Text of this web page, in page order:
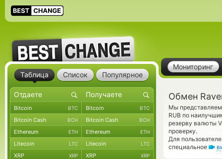
Мониторинг
Обмен
Мы
RUB по
резерву валюты
проверку.
Для
специальное
Таблица Список Популярное
Bitcoin BTC Bitcoin BTC
Bitcoin Cash BCH Bitcoin Cash BCH
Ethereum ETH Ethereum ETH
Litecoin LTC Litecoin LTC
XRP XRP XRP XRP